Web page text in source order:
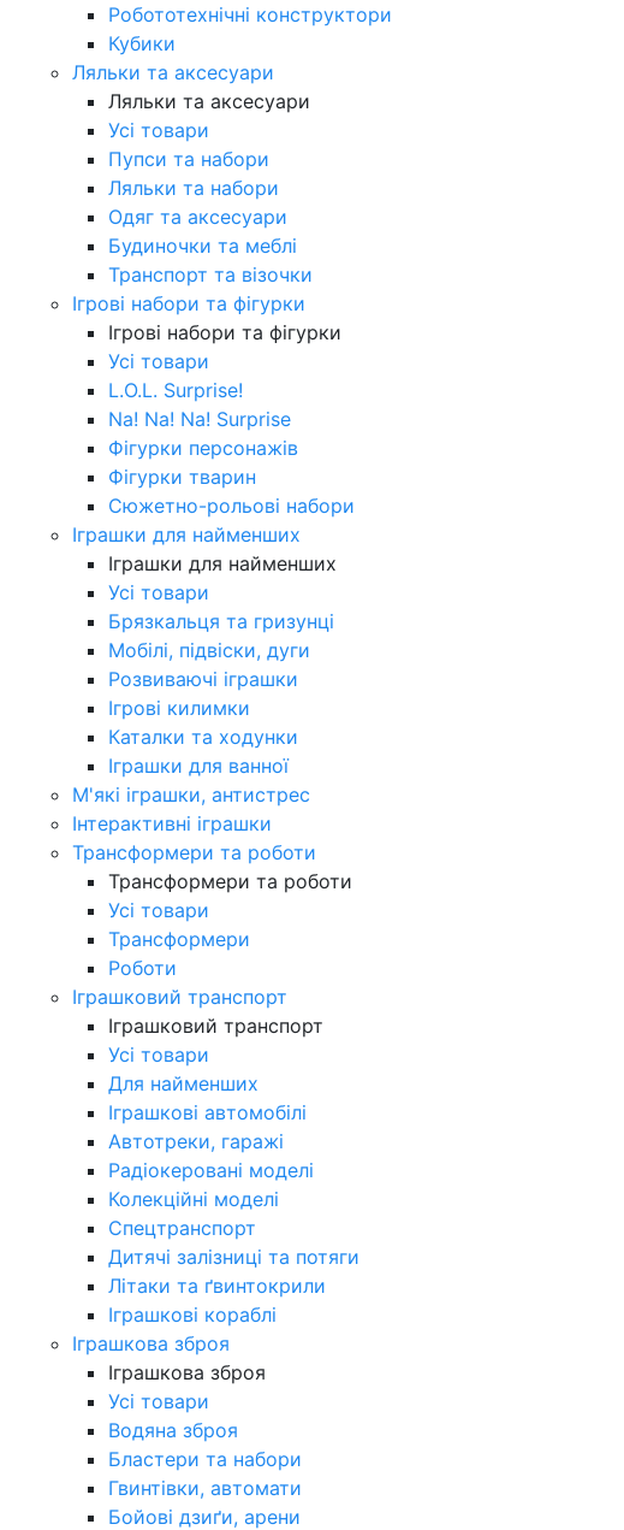
Робототехнічні конструктори
Кубики
Ляльки та аксесуари
Ляльки та аксесуари
Усі товари
Пупси та набори
Ляльки та набори
Одяг та аксесуари
Будиночки та меблі
Транспорт та візочки
Ігрові набори та фігурки
Ігрові набори та фігурки
Усі товари
L.O.L. Surprise!
Na! Na! Na! Surprise
Фігурки персонажів
Фігурки тварин
Сюжетно-рольові набори
Іграшки для найменших
Іграшки для найменших
Усі товари
Брязкальця та гризунці
Мобілі, підвіски, дуги
Розвиваючі іграшки
Ігрові килимки
Каталки та ходунки
Іграшки для ванної
М'які іграшки, антистрес
Інтерактивні іграшки
Трансформери та роботи
Трансформери та роботи
Усі товари
Трансформери
Роботи
Іграшковий транспорт
Іграшковий транспорт
Усі товари
Для найменших
Іграшкові автомобілі
Автотреки, гаражі
Радіокеровані моделі
Колекційні моделі
Спецтранспорт
Дитячі залізниці та потяги
Літаки та ґвинтокрили
Іграшкові кораблі
Іграшкова зброя
Іграшкова зброя
Усі товари
Водяна зброя
Бластери та набори
Гвинтівки, автомати
Бойові дзиґи, арени